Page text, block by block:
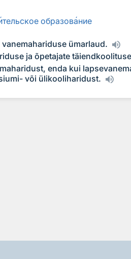
тельское образование
ümarlaud.
ja õpetajate
enda kui
või ülikooliharidust.